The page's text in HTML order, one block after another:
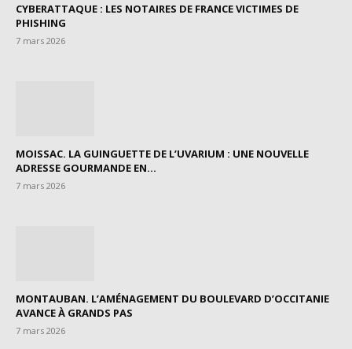
CYBERATTAQUE : LES NOTAIRES DE FRANCE VICTIMES DE
PHISHING
7 mars 2026
MOISSAC. LA GUINGUETTE DE L’UVARIUM : UNE NOUVELLE
ADRESSE GOURMANDE EN...
7 mars 2026
MONTAUBAN. L’AMÉNAGEMENT DU BOULEVARD D’OCCITANIE
AVANCE À GRANDS PAS
7 mars 2026